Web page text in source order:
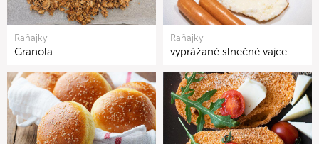
Raňajky
Granola
Raňajky
vyprážané slnečné vajce